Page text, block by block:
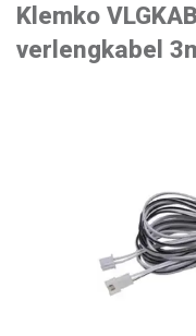
Klemko
verlengkabel